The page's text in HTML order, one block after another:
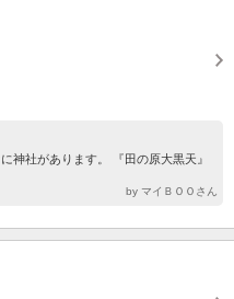
神社があります。 『田の原大黒天』
by マイＢＯＯさん